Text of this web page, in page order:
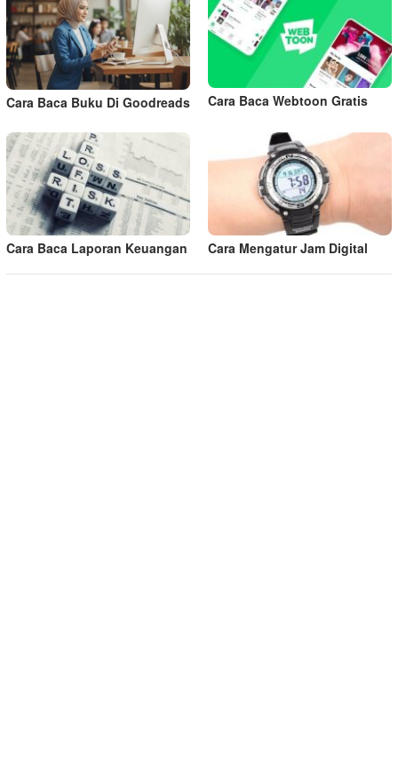
Cara Baca Buku Di Goodreads Cara Baca Webtoon Gratis
Cara Baca Laporan Keuangan Cara Mengatur Jam Digital